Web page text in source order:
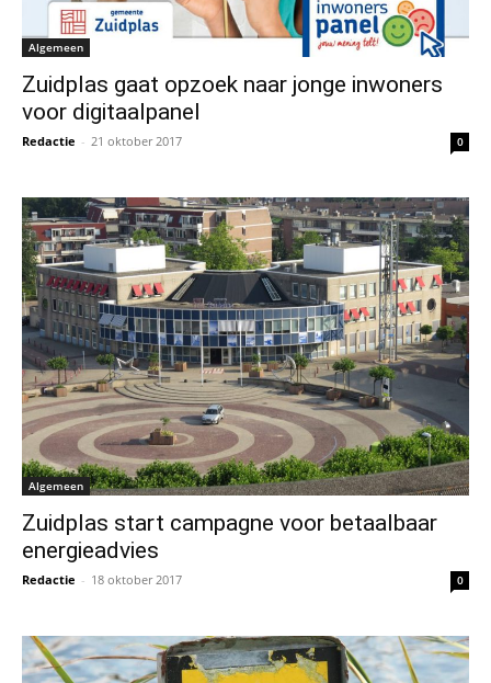
Algemeen
Zuidplas gaat opzoek naar jonge inwoners
voor digitaalpanel
Redactie - 21 oktober 2017 0
Algemeen
Zuidplas start campagne voor betaalbaar
energieadvies
Redactie - 18 oktober 2017 0